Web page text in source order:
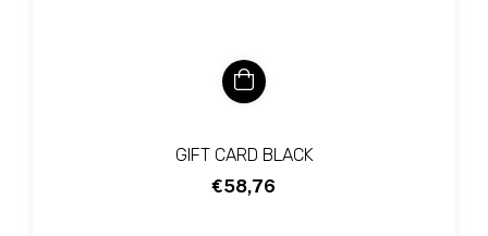
GIFT CARD BLACK
€58,76